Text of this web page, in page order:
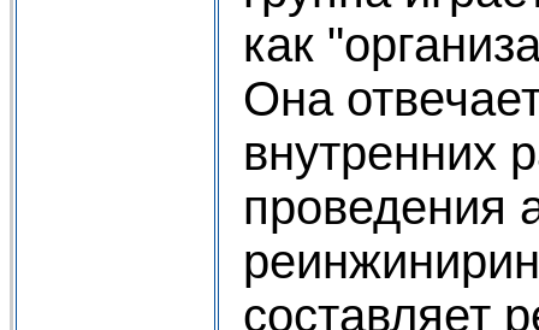
как
Она
внутренних
проведения
составляет